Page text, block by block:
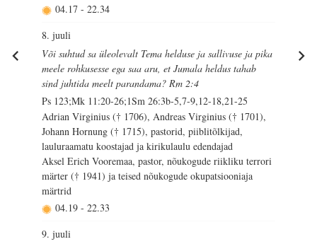
04.17 - 22.34
8. juuli
Või suhtud sa üleolevalt Tema helduse ja sallivuse ja pika
meele rohkusesse ega saa aru, et Jumala heldus tahab
sind juhtida meelt parandama? Rm 2:4
Ps 123;Mk 11:20-26;1Sm 26:3b-5,7-9,12-18,21-25
Adrian Virginius († 1706), Andreas Virginius († 1701),
Johann Hornung († 1715), pastorid, piiblitõlkijad,
lauluraamatu koostajad ja kirikulaulu edendajad
Aksel Erich Vooremaa, pastor, nõukogude riikliku terrori
märter († 1941) ja teised nõukogude okupatsiooniaja
märtrid
04.19 - 22.33
9. juuli